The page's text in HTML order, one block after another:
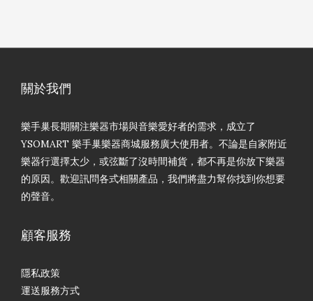
關於我們
樂手巢長期關注樂器市場與音樂愛好者的需求，成立了
YSOMART 樂手巢樂器商城服務廣大使用者。不論是自家附近
樂器行選擇太少，或弦斷了沒時間補貨，都不再是你放下樂器
的原因。歡迎訊問各式相關產品，我們將盡力幫你找到你想要
的聲音。
顧客服務
隱私政策
運送服務方式